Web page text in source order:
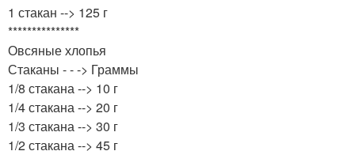
1 стакан --> 125 г
***************
Овсяные хлопья
Стаканы - - -> Граммы
1/8 стакана --> 10 г
1/4 стакана --> 20 г
1/3 стакана --> 30 г
1/2 стакана --> 45 г